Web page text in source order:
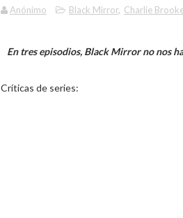
Anónimo Black Mirror, Charlie
En tres episodios, Black Mirror no nos
Críticas de series: